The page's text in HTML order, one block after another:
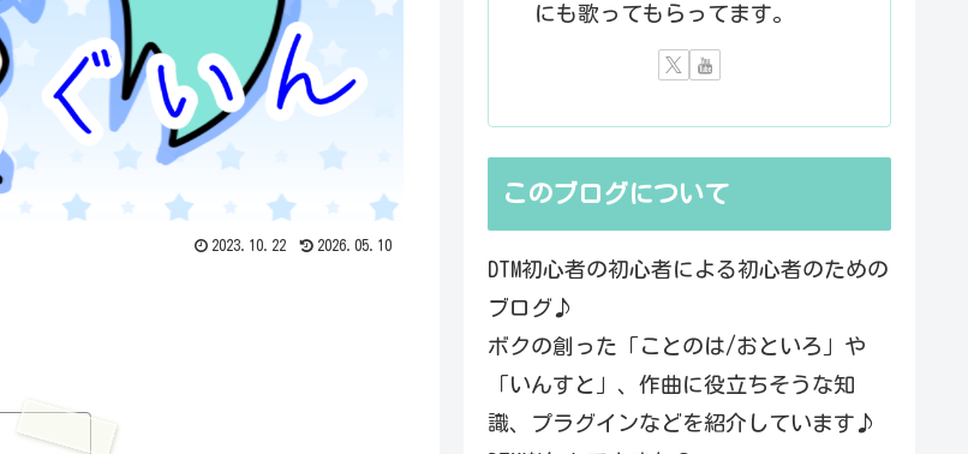
2023.10.22 2026.05.10
にも歌ってもらってます。
このブログについて
DTM初心者の初心者による初心者のための
ブログ♪
ボクの創った「ことのは/おといろ」や
「いんすと」、作曲に役立ちそうな知
識、プラグインなどを紹介しています♪